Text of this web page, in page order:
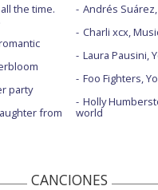
the time.
party
from
Andrés Suárez,
Charli xcx,
Laura Pausini,
Foo Fighters,
Holly
world
CANCIONES